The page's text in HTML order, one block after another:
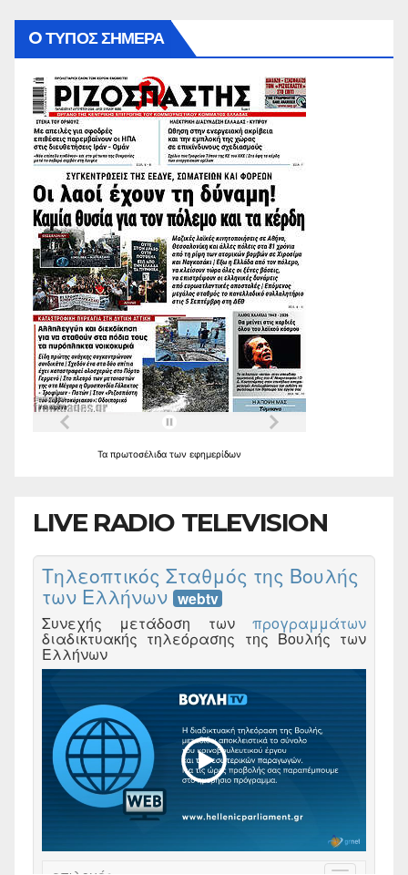
O ΤΥΠΟΣ ΣΗΜΕΡΑ
Τα πρωτοσέλιδα των εφημερίδων
LIVE RADIO TELEVISION